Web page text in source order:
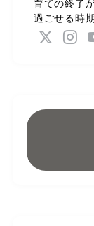
過ごせる時